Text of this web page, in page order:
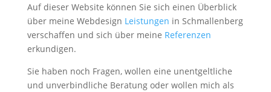
Auf dieser Website können Sie sich einen Überblick
über meine Webdesign Leistungen in Schmallenberg
verschaffen und sich über meine Referenzen
erkundigen.
Sie haben noch Fragen, wollen eine unentgeltliche
und unverbindliche Beratung oder wollen mich als